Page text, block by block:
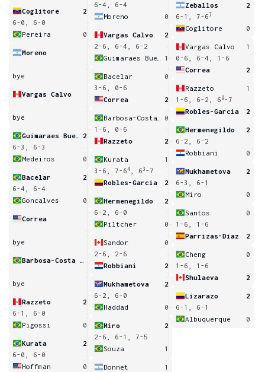
Coglitore
2
6-0, 6-0
Pereira
0
Moreno
bye
Vargas Calvo
bye
2
6-3, 6-3
Medeiros
0
Bacelar
2
6-4, 6-4
Goncalves
0
Correa
bye
bye
Razzeto
2
6-1, 6-0
Pigossi
0
Kurata
2
6-0, 6-0
Hoffman
0
6-4, 6-4
Moreno
0
Vargas Calvo
2
2-6, 6-4, 6-2
1
Bacelar
0
3-6, 0-6
Correa
2
0
1-6, 0-6
Razzeto
2
Kurata
1
3-6, 7-64 , 63 -7
Robles-Garcia
2
Hermenegildo
2
6-2, 6-0
Piltcher
0
Sandor
0
2-6, 2-6
Robbiani
2
Mukhametova
2
6-2, 6-0
Haddad
0
Miro
2
2-6, 6-1, 7-5
Souza
1
Donnet
1
Zeballos
2
6-1, 7-67
Coglitore 0
Vargas Calvo
1
0-6, 6-4, 1-6
Correa
2
Razzeto
1
1-6, 6-2, 6 9-7
Robles-Garcia
2
Hermenegildo
2
6-2, 6-2
Robbiani
0
Mukhametova
2
6-3, 6-1
Miro
0
Santos
0
1-6, 1-6
Parrizas-Diaz
2
Cheng
0
1-6, 1-6
Shulaeva
2
Lizarazo
2
6-1, 6-1
Albuquerque
0